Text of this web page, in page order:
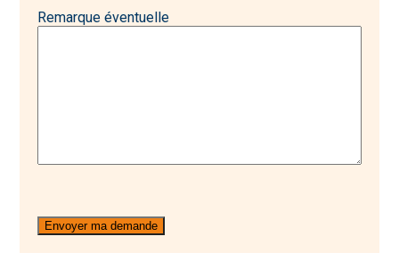
Remarque éventuelle